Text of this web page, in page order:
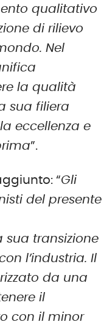
qualitativo
di rilievo
Nel
la qualità
sua filiera
eccellenza e
”.
“Gli
del presente
sua transizione
l’industria. Il
da una
il
con il minor